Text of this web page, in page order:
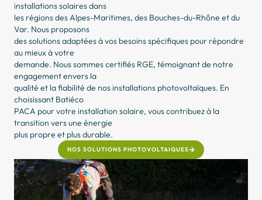
installations solaires dans
les régions des Alpes-Maritimes, des Bouches-du-Rhône et du
Var. Nous proposons
des solutions adaptées à vos besoins spécifiques pour répondre
au mieux à votre
demande. Nous sommes certifiés RGE, témoignant de notre
engagement envers la
qualité et la fiabilité de nos installations photovoltaïques. En
choisissant Batiéco
PACA pour votre installation solaire, vous contribuez à la
transition vers une énergie
plus propre et plus durable.
NOS SOLUTIONS PHOTOVOLTAIQUES